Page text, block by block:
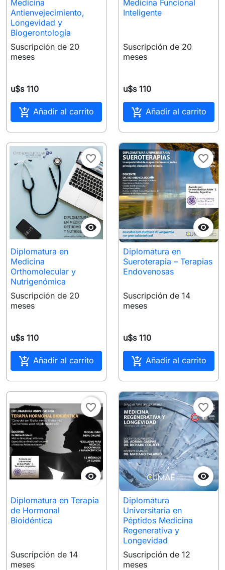
Medicina
Antienvejecimiento,
Longevidad y
Biogerontología
Suscripción de 20
meses
u$s 110
 Añadir al carrito
Medicina Funcional
Inteligente
Suscripción de 20
meses
u$s 110
 Añadir al carrito

favorite_border
Diplomatura en
Medicina
Orthomolecular y
Nutrigenómica
Suscripción de 20
meses
u$s 110
 Añadir al carrito

favorite_border
Diplomatura en
Sueroterapia – Terapias
Endovenosas
Suscripción de 14
meses
u$s 110
 Añadir al carrito

favorite_border
Diplomatura en Terapia
de Hormonal
Bioidéntica
Suscripción de 14
meses

favorite_border
Diplomatura
Universitaria en
Péptidos Medicina
Regenerativa y
Longevidad
Suscripción de 12
meses